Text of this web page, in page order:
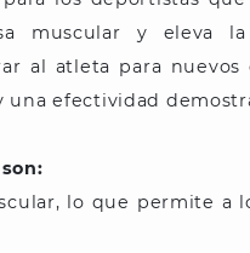
muscular y eleva
al atleta para
efectividad
lo que permite a